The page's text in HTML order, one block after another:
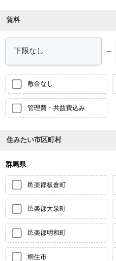
賃料
～
敷金なし
管理費・共益費込み
住みたい市区町村
群馬県
邑楽郡板倉町
邑楽郡大泉町
邑楽郡明和町
桐生市